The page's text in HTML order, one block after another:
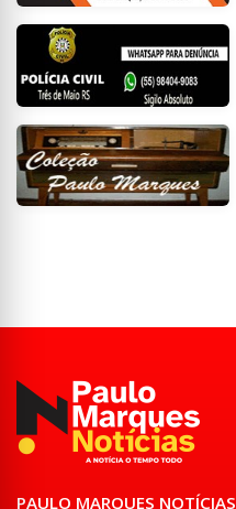
PAULO MARQUES NOTÍCIAS